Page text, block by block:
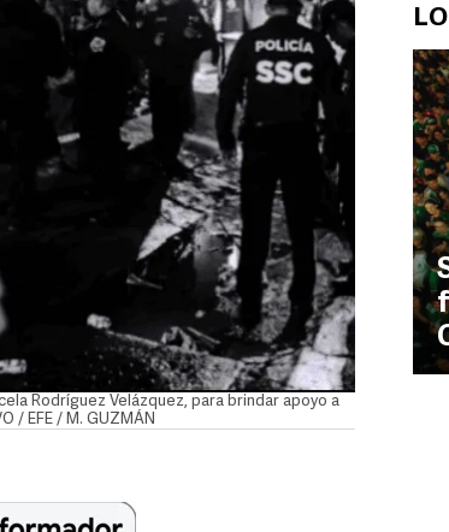
Rodríguez Velázquez, para brindar apoyo a
/ EFE / M. GUZMÁN